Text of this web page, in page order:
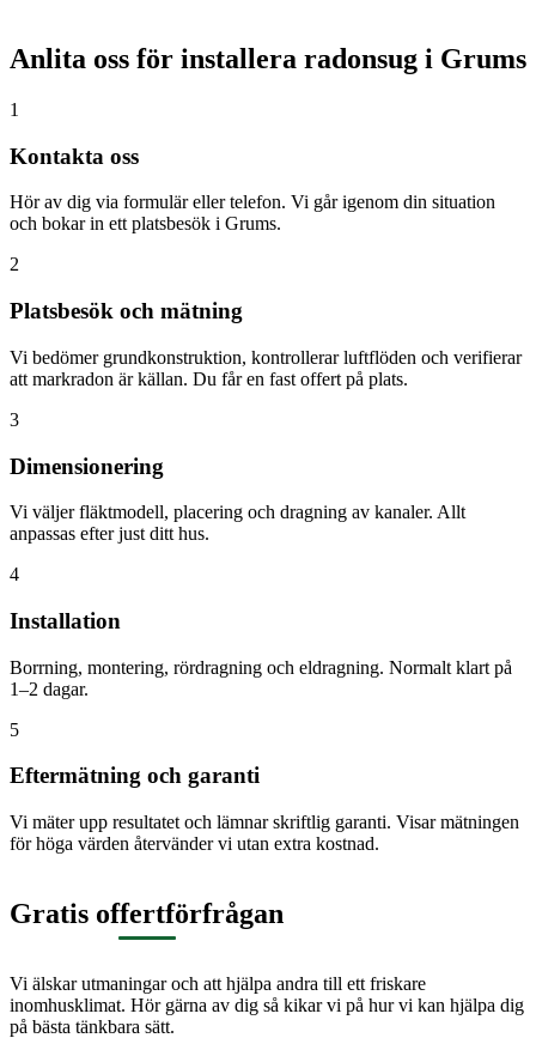
Anlita oss för installera radonsug i Grums
1
Kontakta oss
Hör av dig via formulär eller telefon. Vi går igenom din situation
och bokar in ett platsbesök i Grums.
2
Platsbesök och mätning
Vi bedömer grundkonstruktion, kontrollerar luftflöden och verifierar
att markradon är källan. Du får en fast offert på plats.
3
Dimensionering
Vi väljer fläktmodell, placering och dragning av kanaler. Allt
anpassas efter just ditt hus.
4
Installation
Borrning, montering, rördragning och eldragning. Normalt klart på
1–2 dagar.
5
Eftermätning och garanti
Vi mäter upp resultatet och lämnar skriftlig garanti. Visar mätningen
för höga värden återvänder vi utan extra kostnad.
Gratis offertförfrågan
Vi älskar utmaningar och att hjälpa andra till ett friskare
inomhusklimat. Hör gärna av dig så kikar vi på hur vi kan hjälpa dig
på bästa tänkbara sätt.